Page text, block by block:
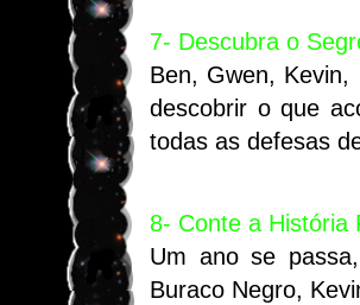
7- Descubra o
Ben, Gwen,
descobrir o que
todas as defesas
8- Conte a História
Um ano se
Buraco Negro,